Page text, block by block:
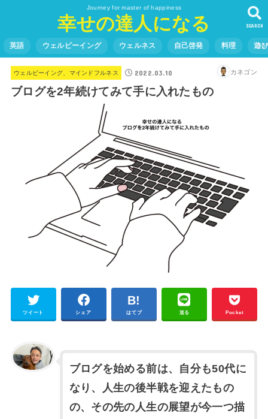
Journey for master of happiness
幸せの達人になる SEARCH
英語 ウェルビーイング ウェルネス 自己啓発 料理 遊
ウェルビーイング、マインドフルネス 2022.03.10 カネゴン
ブログを2年続けてみて手に入れたもの
ツイート シェア はてブ 送る Pocket
ブログを始める前は、自分も50代に
なり、人生の後半戦を迎えたもの
の、その先の人生の展望が今一つ描